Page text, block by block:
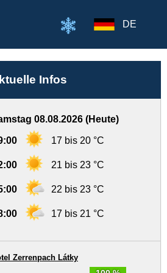
DE
Infos
08.08.2026 (Heute)
17 bis 20 °C
21 bis 23 °C
22 bis 23 °C
17 bis 21 °C
Zerrenpach Látky